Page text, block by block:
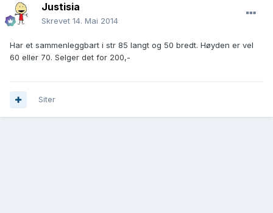
Justisia
Skrevet 14. Mai 2014
Har et sammenleggbart i str 85 langt og 50 bredt. Høyden er vel
60 eller 70. Selger det for 200,-
Siter